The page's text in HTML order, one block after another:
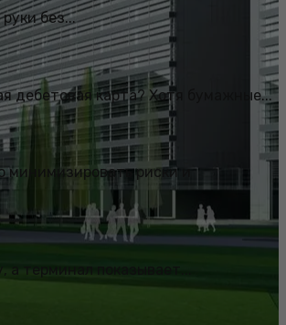
без...
дебетовая карта? Хотя бумажные...
риски и
терминал показывает...